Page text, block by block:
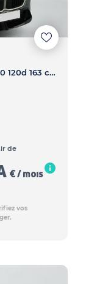
120d 163 ch DKG7 M Sport - SERIE 1 F70 120d 163 ch DKG7 M Sport
de
€ / mois
vos